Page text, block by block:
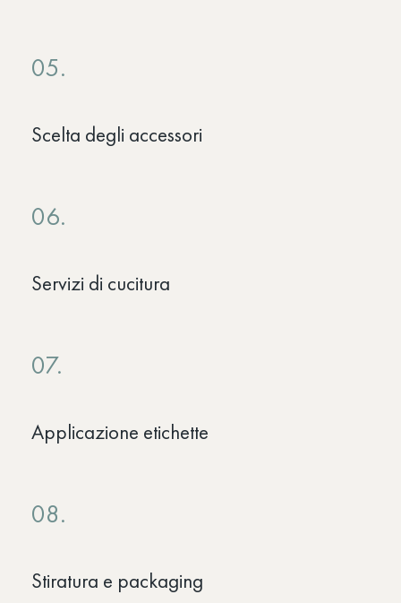
05.
Scelta degli accessori
06.
Servizi di cucitura
07.
Applicazione etichette
08.
Stiratura e packaging